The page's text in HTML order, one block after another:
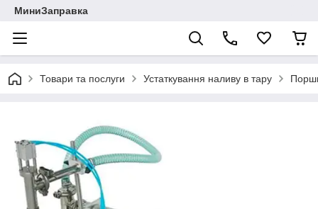
МиниЗаправка
Товари та послуги Устаткування наливу в тару